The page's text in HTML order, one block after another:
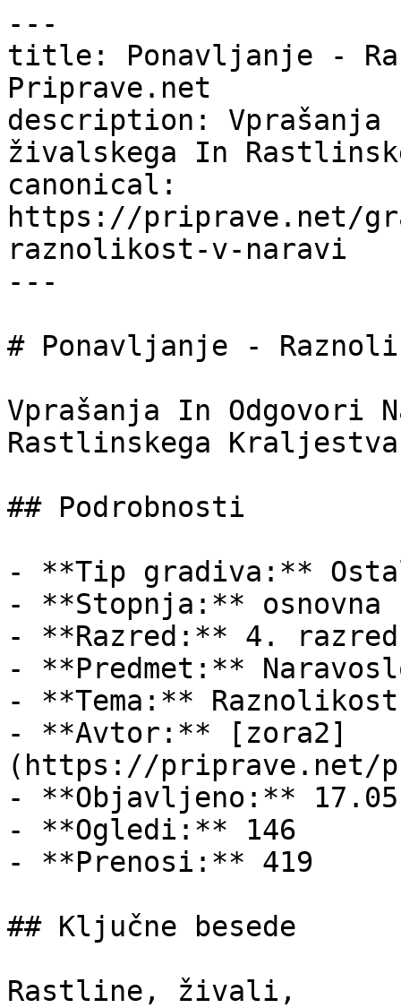
---
title: Ponavljanje -
Priprave.net
description: Vprašanja
živalskega In
canonical:
https://priprave.net/
raznolikost-v-naravi
---
# Ponavljanje -
Vprašanja In Odgovori
Rastlinskega Kraljestva
## Podrobnosti
- **Tip gradiva:**
- **Stopnja:** osnovna
- **Razred:** 4. razred
- **Predmet:**
- **Tema:**
- **Avtor:** [zora2]
(https://priprave.net/
- **Objavljeno:**
- **Ogledi:** 146
- **Prenosi:** 419
## Ključne besede
Rastline, živali,